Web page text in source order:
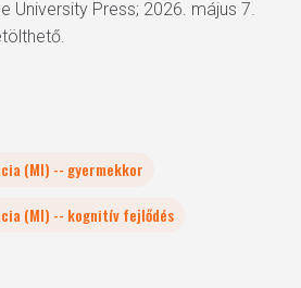
University Press; 2026. május 7.
(MI) -- gyermekkor
(MI) -- kognitív fejlődés